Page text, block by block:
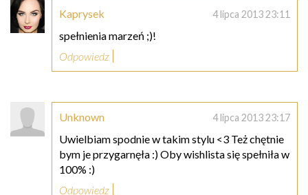
Kaprysek 4 lipca 2013 23:11
spełnienia marzeń ;)!
Odpowiedz
Unknown 4 lipca 2013 23:17
Uwielbiam spodnie w takim stylu <3 Też chętnie
bym je przygarnęła :) Oby wishlista się spełniła w
100% :)
Odpowiedz